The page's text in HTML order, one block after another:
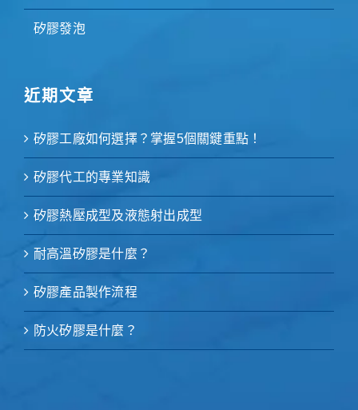
矽膠發泡
近期文章
矽膠工廠如何選擇？掌握5個關鍵重點！
矽膠代工的專業知識
矽膠熱壓成型及液態射出成型
耐高溫矽膠是什麼？
矽膠產品製作流程
防火矽膠是什麼？